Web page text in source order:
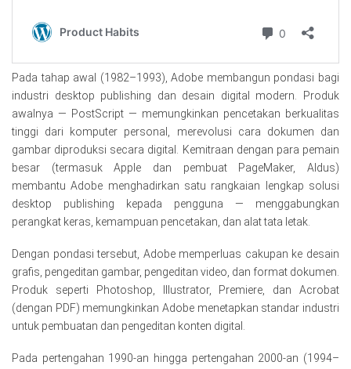
Pada tahap awal (1982–1993), Adobe membangun pondasi bagi
industri desktop publishing dan desain digital modern. Produk
awalnya — PostScript — memungkinkan pencetakan berkualitas
tinggi dari komputer personal, merevolusi cara dokumen dan
gambar diproduksi secara digital. Kemitraan dengan para pemain
besar (termasuk Apple dan pembuat PageMaker, Aldus)
membantu Adobe menghadirkan satu rangkaian lengkap solusi
desktop publishing kepada pengguna — menggabungkan
perangkat keras, kemampuan pencetakan, dan alat tata letak.
Dengan pondasi tersebut, Adobe memperluas cakupan ke desain
grafis, pengeditan gambar, pengeditan video, dan format dokumen.
Produk seperti Photoshop, Illustrator, Premiere, dan Acrobat
(dengan PDF) memungkinkan Adobe menetapkan standar industri
untuk pembuatan dan pengeditan konten digital.
Pada pertengahan 1990-an hingga pertengahan 2000-an (1994–